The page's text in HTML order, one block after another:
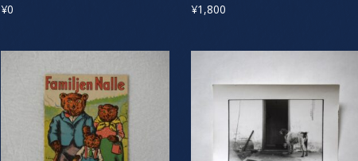
¥0 ¥1,800